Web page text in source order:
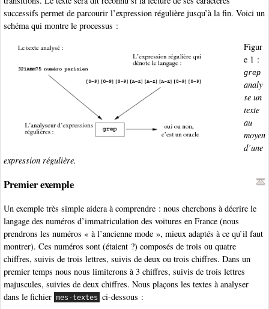
successifs permet de parcourir l’expression régulière jusqu’à la fin. Voici un
schéma qui montre le processus :
Figur
e 1 :
grep
analy
se un
texte
au
moyen
d’une
expression régulière.
Premier exemple
Un exemple très simple aidera à comprendre : nous cherchons à décrire le
langage des numéros d’immatriculation des voitures en France (nous
prendrons les numéros « à l’ancienne mode », mieux adaptés à ce qu’il faut
montrer). Ces numéros sont (étaient ?) composés de trois ou quatre
chiffres, suivis de trois lettres, suivis de deux ou trois chiffres. Dans un
premier temps nous nous limiterons à 3 chiffres, suivis de trois lettres
majuscules, suivies de deux chiffres. Nous plaçons les textes à analyser
dans le fichier mes-textes ci-dessous :